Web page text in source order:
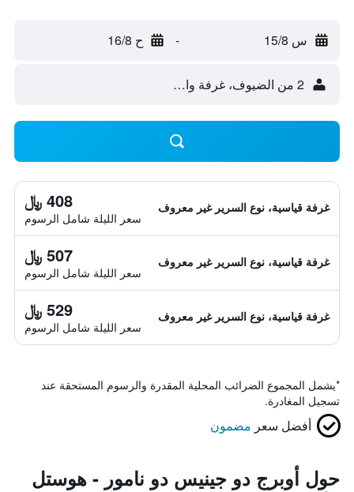
س 15/8 - ح 16/8
2 من الضيوف، غرفة واحدة
غرفة قياسية، نوع السرير غير معروف 408 ﷼
سعر الليلة شامل الرسوم
غرفة قياسية، نوع السرير غير معروف 507 ﷼
سعر الليلة شامل الرسوم
غرفة قياسية، نوع السرير غير معروف 529 ﷼
سعر الليلة شامل الرسوم
*يشمل المجموع الضرائب المحلية المقدرة والرسوم المستحقة عند
تسجيل المغادرة.
أفضل سعر مضمون
حول أوبرج دو جينيس دو نامور - هوستل